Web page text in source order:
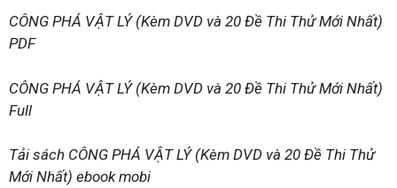
CÔNG PHÁ VẬT LÝ (Kèm DVD và 20 Đề Thi Thử Mới Nhất)
PDF
CÔNG PHÁ VẬT LÝ (Kèm DVD và 20 Đề Thi Thử Mới Nhất)
Full
Tải sách CÔNG PHÁ VẬT LÝ (Kèm DVD và 20 Đề Thi Thử
Mới Nhất) ebook mobi